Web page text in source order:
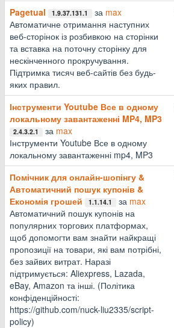
Pagetual 1.9.37.131.1 за max
Автоматичне отримання наступних
веб-сторінок із розбивкою на сторінки
та вставка на поточну сторінку для
нескінченного прокручування.
Підтримка тисяч веб-сайтів без будь-
яких правил.
Інструменти Youtube Все в одному
локальному завантаженні MP4, MP3
2.4.3.2.1 за max
Інструменти Youtube Все в одному
локальному завантаженні mp4, MP3
Помічник для онлайн-шопінгу &
Автоматичний пошук купонів &
Економія грошей
1.1.14.1 за max
Автоматичний пошук купонів на
популярних торгових платформах,
щоб допомогти вам знайти найкращі
пропозиції на товари, які вам потрібні,
без зайвих витрат. Наразі
підтримується: Aliexpress, Lazada,
eBay, Amazon та інші. (Політика
конфіденційності:
https://github.com/nuck-liu2335/script-
policy)